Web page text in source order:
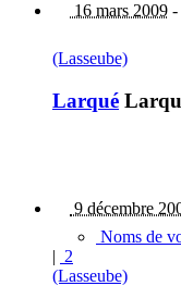
16 mars 2009 -
(Lasseube)
Larqué
9 décembre
Noms de
| 2
(Lasseube)